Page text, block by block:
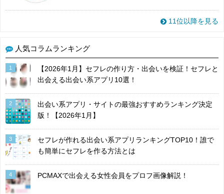
11位以降を見る
人気コラムランキング
1
【2026年1月】セフレの作り方・出会いを検証！セフレと
出会える出会い系アプリ10選！
2
出会い系アプリ・サイトの最強おすすめランキング決定
版！【2026年1月】
3
セフレが作れる出会い系アプリランキングTOP10！誰で
も簡単にセフレを作る方法とは
4 PCMAXで出会える女性会員をプロフ画像解説！